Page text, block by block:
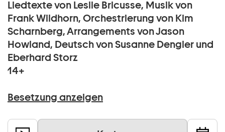
Liedtexte von Leslie Bricusse, Musik von
Frank Wildhorn, Orchestrierung von Kim
Scharnberg, Arrangements von Jason
Howland, Deutsch von Susanne Dengler und
Eberhard Storz
14+
Besetzung anzeigen